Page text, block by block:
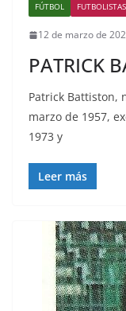
FÚTBOL FUTBOLISTAS
12 de marzo de
PATRICK
Patrick Battiston,
marzo de 1957,
1973 y
Leer más